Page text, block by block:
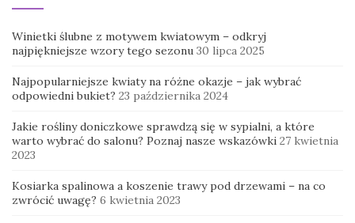
Winietki ślubne z motywem kwiatowym – odkryj
najpiękniejsze wzory tego sezonu 30 lipca 2025
Najpopularniejsze kwiaty na różne okazje – jak wybrać
odpowiedni bukiet? 23 października 2024
Jakie rośliny doniczkowe sprawdzą się w sypialni, a które
warto wybrać do salonu? Poznaj nasze wskazówki 27 kwietnia
2023
Kosiarka spalinowa a koszenie trawy pod drzewami – na co
zwrócić uwagę? 6 kwietnia 2023